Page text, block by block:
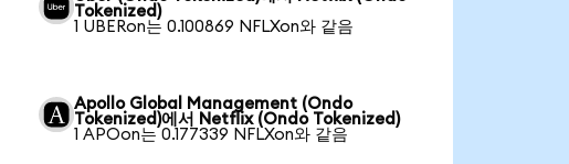
Tokenized)
1 UBERon는 0.100869 NFLXon와 같음
Apollo Global Management (Ondo
Tokenized)에서 Netflix (Ondo Tokenized)
1 APOon는 0.177339 NFLXon와 같음